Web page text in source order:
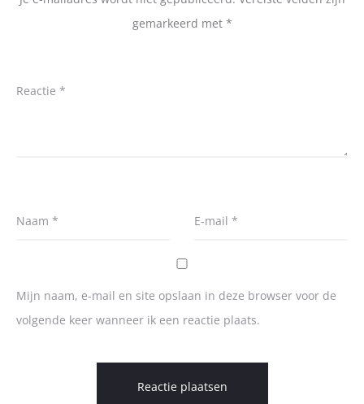
gemarkeerd met *
Reactie *
Naam * E-mail *
Mijn naam, e-mail en site opslaan in deze browser voor de
volgende keer wanneer ik een reactie plaats.